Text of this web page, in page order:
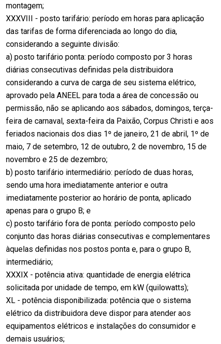
montagem;
XXXVIII - posto tarifário: período em horas para aplicação
das tarifas de forma diferenciada ao longo do dia,
considerando a seguinte divisão:
a) posto tarifário ponta: período composto por 3 horas
diárias consecutivas definidas pela distribuidora
considerando a curva de carga de seu sistema elétrico,
aprovado pela ANEEL para toda a área de concessão ou
permissão, não se aplicando aos sábados, domingos, terça-
feira de carnaval, sexta-feira da Paixão, Corpus Christi e aos
feriados nacionais dos dias 1º de janeiro, 21 de abril, 1º de
maio, 7 de setembro, 12 de outubro, 2 de novembro, 15 de
novembro e 25 de dezembro;
b) posto tarifário intermediário: período de duas horas,
sendo uma hora imediatamente anterior e outra
imediatamente posterior ao horário de ponta, aplicado
apenas para o grupo B; e
c) posto tarifário fora de ponta: período composto pelo
conjunto das horas diárias consecutivas e complementares
àquelas definidas nos postos ponta e, para o grupo B,
intermediário;
XXXIX - potência ativa: quantidade de energia elétrica
solicitada por unidade de tempo, em kW (quilowatts);
XL - potência disponibilizada: potência que o sistema
elétrico da distribuidora deve dispor para atender aos
equipamentos elétricos e instalações do consumidor e
demais usuários;